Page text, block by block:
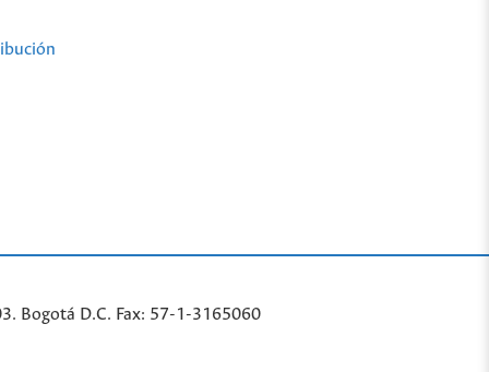
Bogotá D.C. Fax: 57-1-3165060